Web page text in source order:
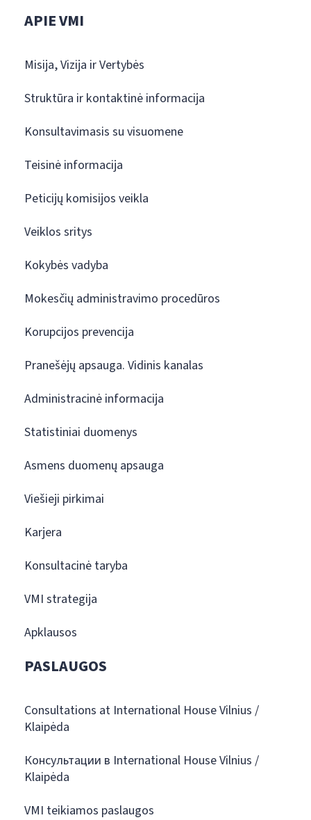
APIE VMI
Misija, Vizija ir Vertybės
Struktūra ir kontaktinė informacija
Konsultavimasis su visuomene
Teisinė informacija
Peticijų komisijos veikla
Veiklos sritys
Kokybės vadyba
Mokesčių administravimo procedūros
Korupcijos prevencija
Pranešėjų apsauga. Vidinis kanalas
Administracinė informacija
Statistiniai duomenys
Asmens duomenų apsauga
Viešieji pirkimai
Karjera
Konsultacinė taryba
VMI strategija
Apklausos
PASLAUGOS
Consultations at International House Vilnius /
Klaipėda
Консультации в International House Vilnius /
Klaipėda
VMI teikiamos paslaugos